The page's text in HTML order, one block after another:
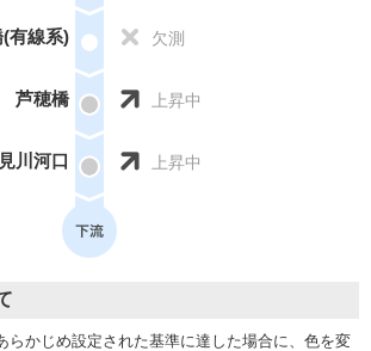
有線系) 欠測
芦穂橋 上昇中
川河口 上昇中
らかじめ設定された基準に達した場合に、色を変